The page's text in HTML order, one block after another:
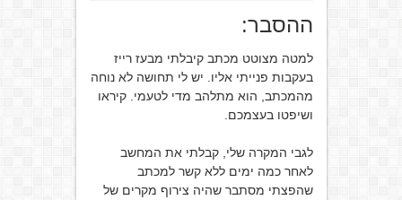
ההסבר:
למטה מצוטט מכתב קיבלתי מבעז רייז
בעקבות פנייתי אליו. יש לי תחושה לא נוחה
מהמכתב, הוא מתלהב מדי לטעמי. קיראו
ושיפטו בעצמכם.
לגבי המקרה שלי, קבלתי את המחשב
לאחר כמה ימים ללא קשר למכתב
שהפצתי מסתבר שהיה צירוף מקרים של